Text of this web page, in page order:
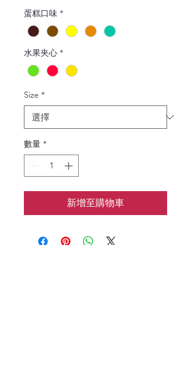
蛋糕口味 *
水果夹心 *
Size *
數量 *
新增至購物車